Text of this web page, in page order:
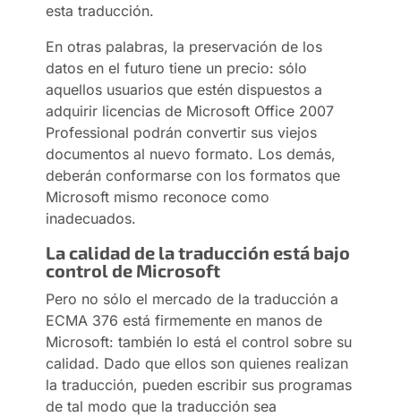
esta traducción.
En otras palabras, la preservación de los
datos en el futuro tiene un precio: sólo
aquellos usuarios que estén dispuestos a
adquirir licencias de Microsoft Office 2007
Professional podrán convertir sus viejos
documentos al nuevo formato. Los demás,
deberán conformarse con los formatos que
Microsoft mismo reconoce como
inadecuados.
La calidad de la traducción está bajo
control de Microsoft
Pero no sólo el mercado de la traducción a
ECMA 376 está firmemente en manos de
Microsoft: también lo está el control sobre su
calidad. Dado que ellos son quienes realizan
la traducción, pueden escribir sus programas
de tal modo que la traducción sea